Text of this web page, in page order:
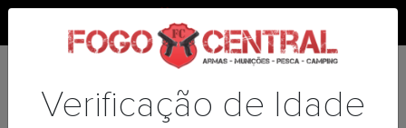
CARABINA PCP NOVA VISTA
Verificação de Idade